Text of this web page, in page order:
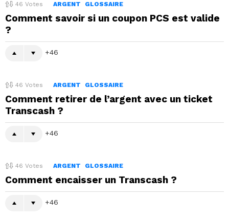
46 Votes ARGENT GLOSSAIRE
Comment savoir si un coupon PCS est valide
?
46
46 Votes ARGENT GLOSSAIRE
Comment retirer de l’argent avec un ticket
Transcash ?
46
46 Votes ARGENT GLOSSAIRE
Comment encaisser un Transcash ?
46